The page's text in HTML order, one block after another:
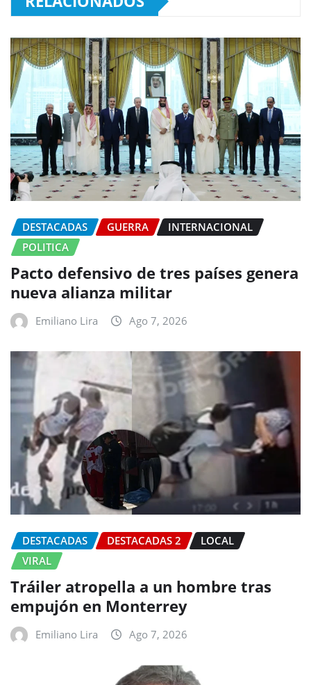
DESTACADAS GUERRA
INTERNACIONAL
POLITICA
Pacto defensivo de tres países genera
nueva alianza militar
Emiliano Lira Ago 7, 2026
DESTACADAS DESTACADAS 2
LOCAL
VIRAL
Tráiler atropella a un hombre tras
empujón en Monterrey
Emiliano Lira Ago 7, 2026